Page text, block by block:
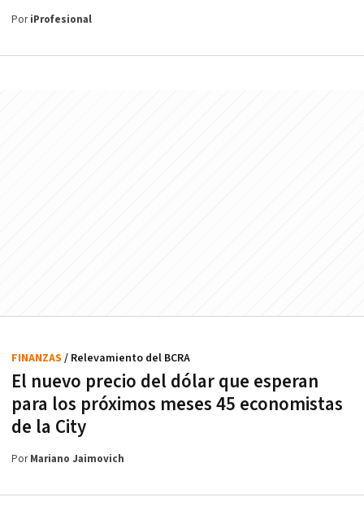
PoriProfesional
El nuevo precio del dólar que esperan
para los próximos meses 45 economistas
de la City
FINANZAS / Relevamiento del BCRA
PorMariano Jaimovich